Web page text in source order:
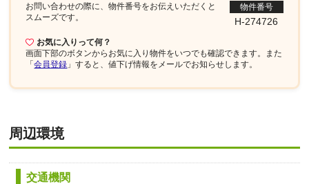
お気に入りって何？
画面下部のボタンからお気に入り物件をいつでも確認できます。また
「会員登録 」すると、値下げ情報をメールでお知らせします。
お問い合わせの際に、物件番号をお伝えいただくと
スムーズです。
物件番号
H-274726
周辺環境
交通機関